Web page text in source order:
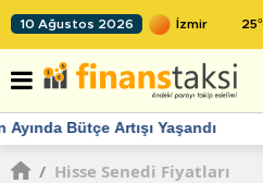
10 Ağustos 2026 25°
22:24 TCMB'nin rezervlerinde
/ Hisse Senedi Fiyatları